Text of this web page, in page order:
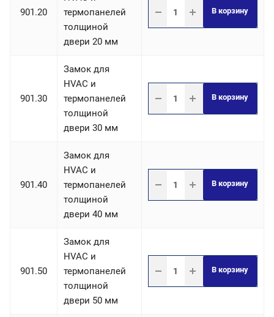
901.20
термопанелей
толщиной
двери 20 мм
В корзину
901.30
Замок для
HVAC и
термопанелей
толщиной
двери 30 мм
В корзину
901.40
Замок для
HVAC и
термопанелей
толщиной
двери 40 мм
В корзину
901.50
Замок для
HVAC и
термопанелей
толщиной
двери 50 мм
В корзину